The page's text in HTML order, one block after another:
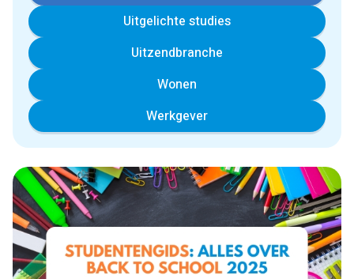
Uitgelichte studies
Uitzendbranche
Wonen
Werkgever